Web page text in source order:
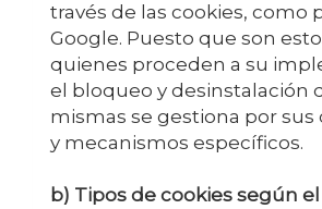
través de las cookies, como
Google. Puesto que son
quienes proceden a su
el bloqueo y desinstalación
mismas se gestiona por sus
y mecanismos específicos.
b) Tipos de cookies según